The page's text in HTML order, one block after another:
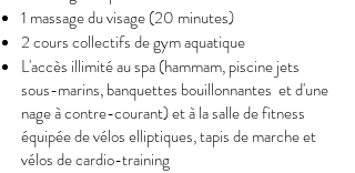
1 massage du visage (20 minutes)
​2 cours collectifs de gym aquatique
L'accès illimité au spa (hammam, piscine jets
sous-marins, banquettes bouillonnantes et d'une
nage à contre-courant) et à la salle de fitness
équipée de vélos elliptiques, tapis de marche et
vélos de cardio-training​